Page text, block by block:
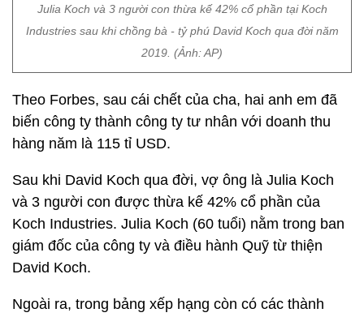
Julia Koch và 3 người con thừa kế 42% cổ phần tại Koch
Industries sau khi chồng bà - tỷ phú David Koch qua đời năm
2019. (Ảnh: AP)
Theo Forbes, sau cái chết của cha, hai anh em đã
biến công ty thành công ty tư nhân với doanh thu
hàng năm là 115 tỉ USD.
Sau khi David Koch qua đời, vợ ông là Julia Koch
và 3 người con được thừa kế 42% cổ phần của
Koch Industries. Julia Koch (60 tuổi) nằm trong ban
giám đốc của công ty và điều hành Quỹ từ thiện
David Koch.
Ngoài ra, trong bảng xếp hạng còn có các thành